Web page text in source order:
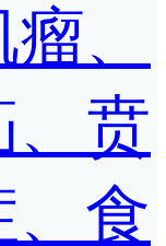
、
、贲
、食